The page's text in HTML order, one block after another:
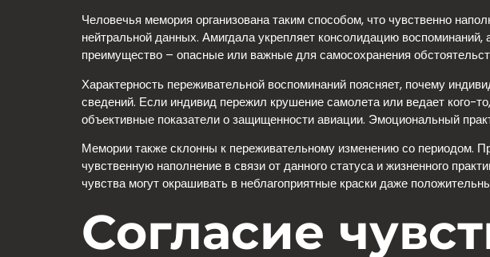
Человечья мемория организована таким способом, что чувственно
нейтральной данных. Амигдала укрепляет консолидацию
преимущество – опасные или важные для самосохранения
Характерность переживательной воспоминаний поясняет, почему
сведений. Если индивид пережил крушение самолета или ведает кого-
объективные показатели о защищенности авиации. Эмоциональный
Мемории также склонны к переживательному изменению со периодом.
чувственную наполнение в связи от данного статуса и жизненного
чувства могут окрашивать в неблагоприятные краски даже
Согласие